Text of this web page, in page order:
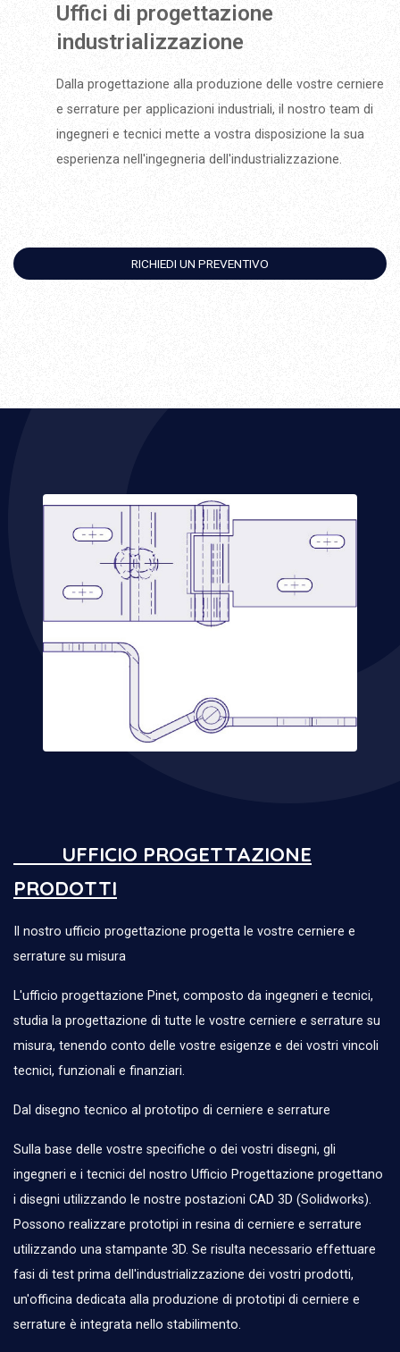
Uffici di progettazione
industrializzazione
Dalla progettazione alla produzione delle vostre cerniere
e serrature per applicazioni industriali, il nostro team di
ingegneri e tecnici mette a vostra disposizione la sua
esperienza nell'ingegneria dell'industrializzazione.
RICHIEDI UN PREVENTIVO
UFFICIO PROGETTAZIONE
PRODOTTI
Il nostro ufficio progettazione progetta le vostre cerniere e
serrature su misura
L'ufficio progettazione Pinet, composto da ingegneri e tecnici,
studia la progettazione di tutte le vostre cerniere e serrature su
misura, tenendo conto delle vostre esigenze e dei vostri vincoli
tecnici, funzionali e finanziari.
Dal disegno tecnico al prototipo di cerniere e serrature
Sulla base delle vostre specifiche o dei vostri disegni, gli
ingegneri e i tecnici del nostro Ufficio Progettazione progettano
i disegni utilizzando le nostre postazioni CAD 3D (Solidworks).
Possono realizzare prototipi in resina di cerniere e serrature
utilizzando una stampante 3D. Se risulta necessario effettuare
fasi di test prima dell'industrializzazione dei vostri prodotti,
un'officina dedicata alla produzione di prototipi di cerniere e
serrature è integrata nello stabilimento.